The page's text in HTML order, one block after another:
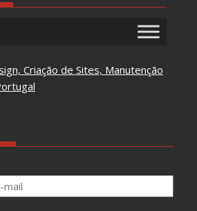
Criação de Sites, Manutenção